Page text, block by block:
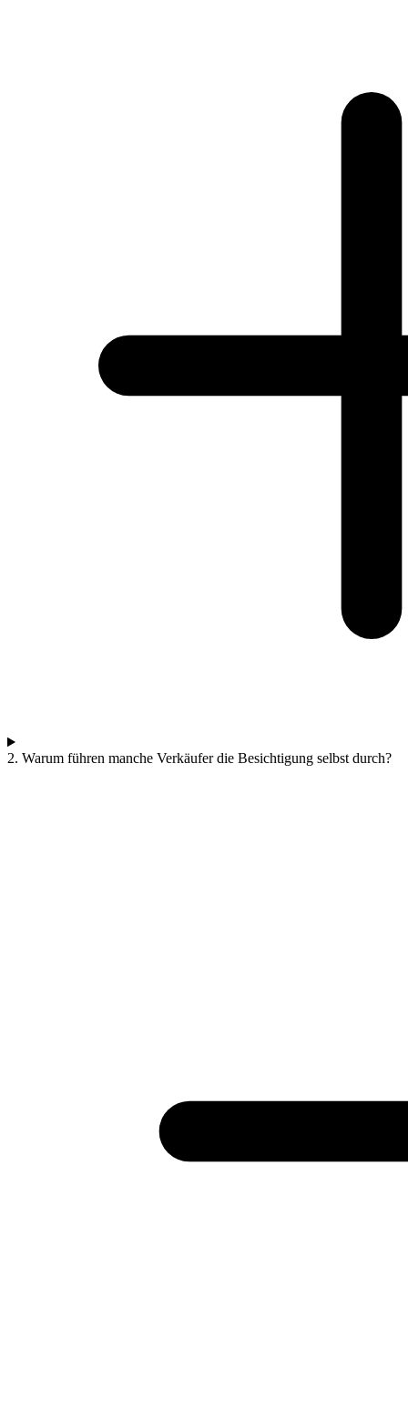
2. Warum führen manche Verkäufer die Besichtigung selbst durch?